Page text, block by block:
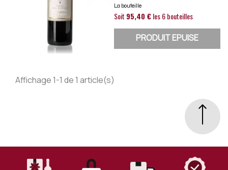
La bouteille
Soit 95,40 €les 6 bouteilles
PRODUIT EPUISE
Affichage 1-1 de 1 article(s)